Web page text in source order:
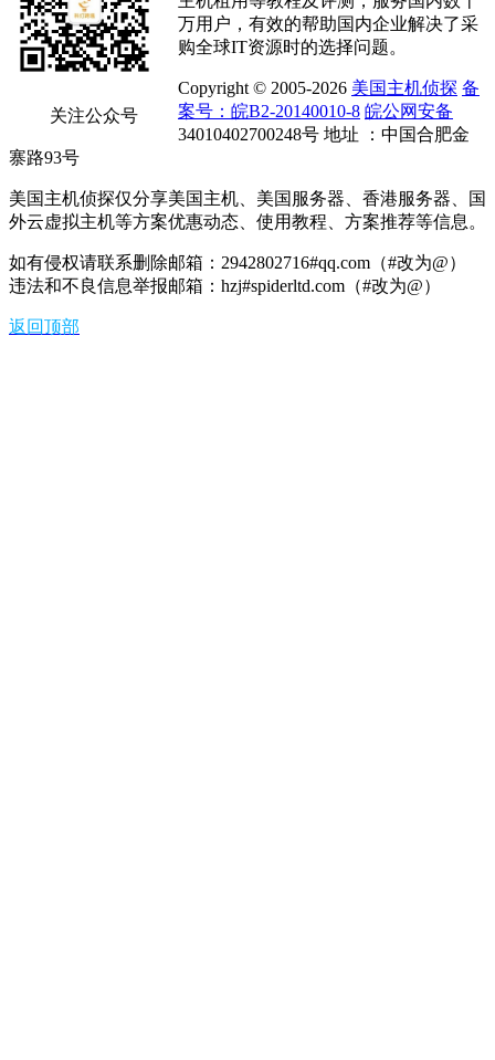
关注公众号
万用户，有效的帮助国内企业解决了采
购全球IT资源时的选择问题。
Copyright © 2005-2026 美国主机侦探 备
案号：皖B2-20140010-8 皖公网安备
34010402700248号 地址 ：中国合肥金
寨路93号
美国主机侦探仅分享美国主机、美国服务器、香港服务器、国
外云虚拟主机等方案优惠动态、使用教程、方案推荐等信息。
如有侵权请联系删除邮箱：2942802716#qq.com（#改为@）
违法和不良信息举报邮箱：hzj#spiderltd.com（#改为@）
返回顶部